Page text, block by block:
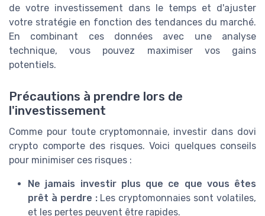
de votre investissement dans le temps et d'ajuster
votre stratégie en fonction des tendances du marché.
En combinant ces données avec une analyse
technique, vous pouvez maximiser vos gains
potentiels.
Précautions à prendre lors de
l'investissement
Comme pour toute cryptomonnaie, investir dans dovi
crypto comporte des risques. Voici quelques conseils
pour minimiser ces risques :
Ne jamais investir plus que ce que vous êtes
prêt à perdre :Les cryptomonnaies sont volatiles,
et les pertes peuvent être rapides.